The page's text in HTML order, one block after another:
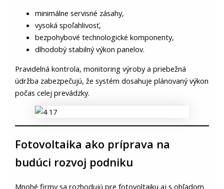
minimálne servisné zásahy,
vysoká spoľahlivosť,
bezpohybové technologické komponenty,
dlhodobý stabilný výkon panelov.
Pravidelná kontrola, monitoring výroby a priebežná
údržba zabezpečujú, že systém dosahuje plánovaný výkon
počas celej prevádzky.
Fotovoltaika ako príprava na
budúci rozvoj podniku
Mnohé firmy sa rozhodujú pre fotovoltaiku aj s ohľadom